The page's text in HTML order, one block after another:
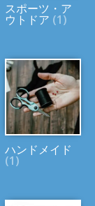
スポーツ・ア
ウトドア (1)
ハンドメイド
(1)